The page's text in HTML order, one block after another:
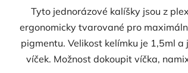
Tyto jednorázové kalíšky jsou z
ergonomicky tvarované pro
pigmentu. Velikost kelímku je 1,5ml a
víček. Možnost dokoupit víčka,